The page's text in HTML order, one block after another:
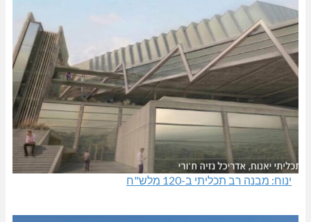
ינוח: מבנה רב תכליתי ב-120 מלש"ח